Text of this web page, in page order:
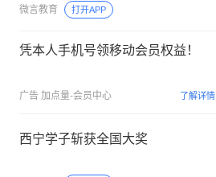
微言教育 打开APP
凭本人手机号领移动会员权益！
广告 加点量-会员中心 了解详情
西宁学子斩获全国大奖